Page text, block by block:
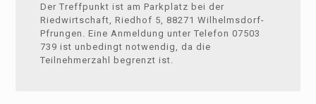
Der Treffpunkt ist am Parkplatz bei der
Riedwirtschaft, Riedhof 5, 88271 Wilhelmsdorf-
Pfrungen. Eine Anmeldung unter Telefon 07503
739 ist unbedingt notwendig, da die
Teilnehmerzahl begrenzt ist.